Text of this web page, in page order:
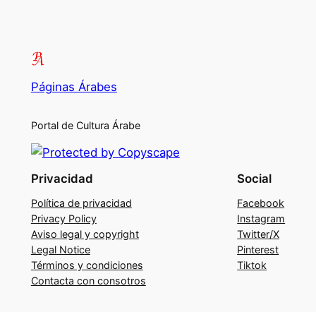
Páginas Árabes
Portal de Cultura Árabe
Privacidad
Política de privacidad
Privacy Policy
Aviso legal y copyright
Legal Notice
Términos y condiciones
Contacta con consotros
Social
Facebook
Instagram
Twitter/X
Pinterest
Tiktok